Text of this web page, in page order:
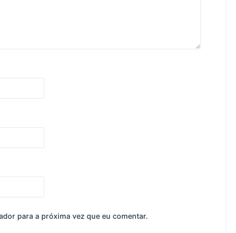
para a próxima vez que eu comentar.